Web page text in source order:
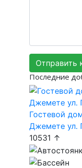
Последние
Гостевой
Джемете ул.
10531 ↑